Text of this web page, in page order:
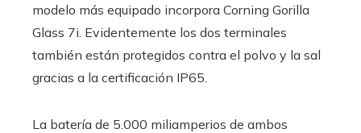
modelo más equipado incorpora Corning Gorilla
Glass 7i. Evidentemente los dos terminales
también están protegidos contra el polvo y la sal
gracias a la certificación IP65.
La batería de 5.000 miliamperios de ambos